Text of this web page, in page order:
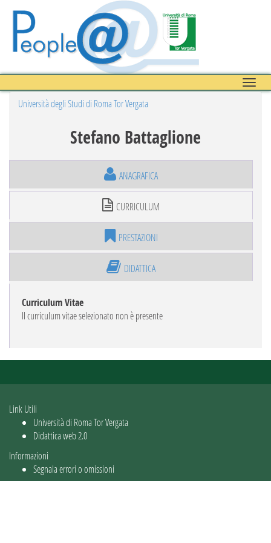
Toggle
Università degli Studi di Roma Tor Vergata
Stefano Battaglione
ANAGRAFICA
CURRICULUM
PRESTAZIONI
DIDATTICA
Curriculum Vitae
Il curriculum vitae selezionato non è presente
Link Utili
Università di Roma Tor Vergata
Didattica web 2.0
Informazioni
Segnala errori o omissioni